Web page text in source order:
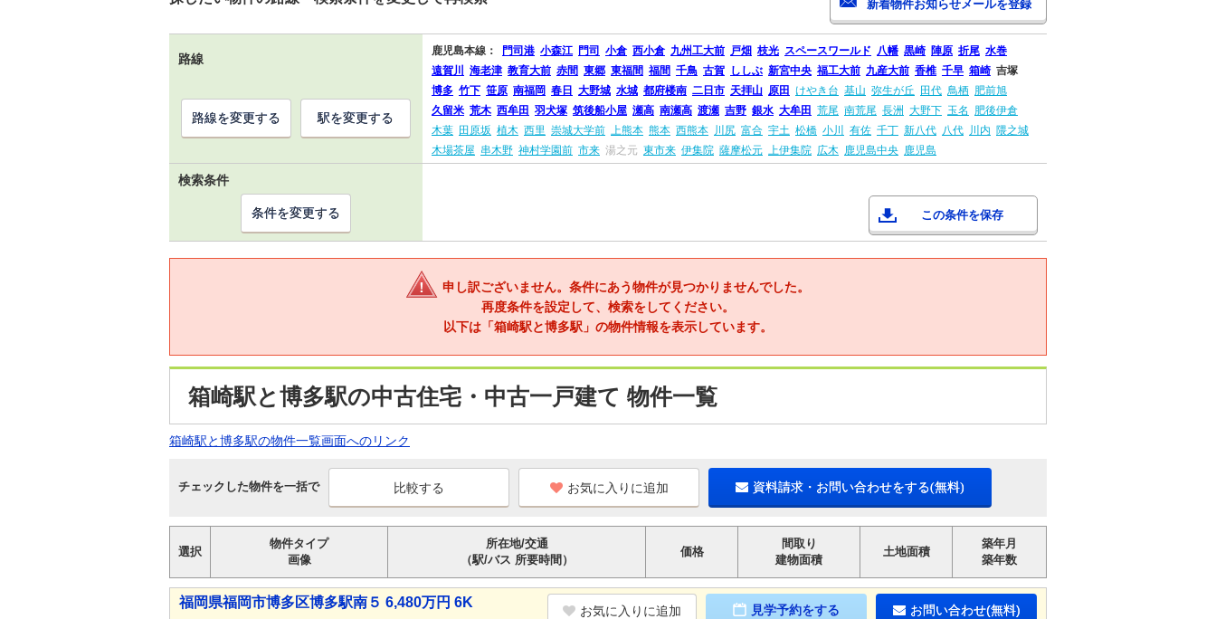
路線
鹿児島本線： 門司港 小森江 門司 小倉 西小倉 九州工大前 戸畑 枝光 スペースワールド 八幡 黒崎 陣原 折尾 水巻
遠賀川
海老津 教育大前 赤間 東郷 東福間 福間 千鳥 古賀 ししぶ 新宮中央 福工大前 九産大前 香椎 千早 箱崎 吉塚
博多 竹下 笹原 南福岡 春日 大野城 水城 都府楼南 二日市 天拝山 原田 けやき台 基山 弥生が丘 田代 鳥栖 肥前旭
久留米 荒木 西牟田 羽犬塚 筑後船小屋 瀬高 南瀬高 渡瀬 吉野 銀水 大牟田 荒尾 南荒尾 長洲 大野下 玉名
肥後伊倉
木葉 田原坂 植木 西里 崇城大学前 上熊本 熊本 西熊本 川尻 富合 宇土 松橋 小川 有佐 千丁 新八代 八代 川内 隈之城
木場茶屋 串木野 神村学園前 市来 湯之元 東市来 伊集院 薩摩松元 上伊集院 広木 鹿児島中央 鹿児島
路線を変更する 駅を変更する
検索条件
この条件を保存
条件を変更する
申し訳ございません。条件にあう物件が見つかりませんでした。
再度条件を設定して、検索をしてください。
以下は「箱崎駅と博多駅」の物件情報を表示しています。
箱崎駅と博多駅の中古住宅・中古一戸建て 物件一覧
箱崎駅と博多駅の物件一覧画面へのリンク
チェックした物件を一括で お気に入りに追加 資料請求・お問い合わせをする(無料)
選択
物件タイプ
画像
所在地/交通
（駅/バス 所要時間）
価格
間取り
建物面積
土地面積
築年月
築年数
福岡県福岡市博多区博多駅南５ 6,480万円 6K
お気に入りに追加 見学予約をする お問い合わせ(無料)